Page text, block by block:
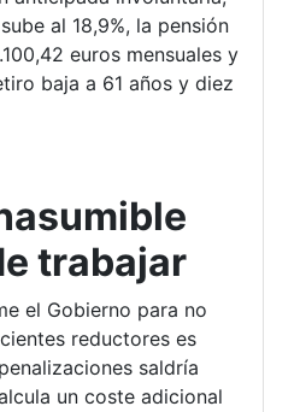
al 18,9%, la pensión
euros mensuales y
baja a 61 años y diez
trabajar
el Gobierno para no
reductores es
saldría
un coste adicional